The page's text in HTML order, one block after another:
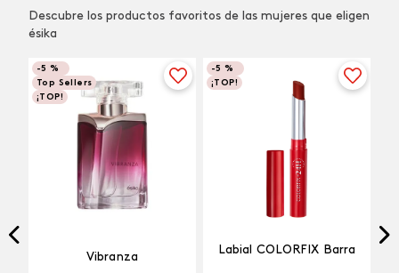
Descubre los productos favoritos de las mujeres que eligen
ésika
-5 %
Top Sellers
¡TOP!
Vibranza
-5 %
¡TOP!
Labial COLORFIX Barra